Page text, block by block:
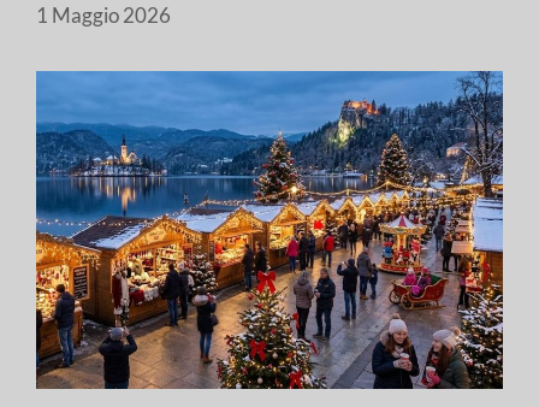
1 Maggio 2026